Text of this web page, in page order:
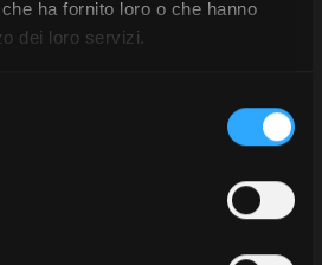
ha fornito loro o che hanno
dei loro servizi.